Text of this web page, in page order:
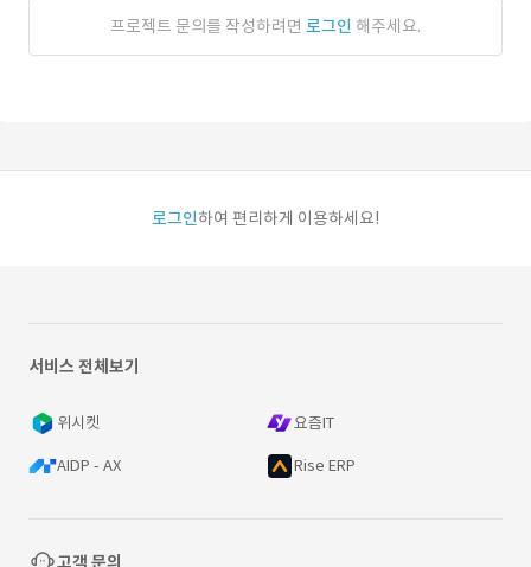
프로젝트 문의를 작성하려면 로그인 해주세요.
로그인하여 편리하게 이용하세요!
서비스 전체보기
위시켓 요즘IT
AIDP - AX Rise ERP
고객 문의